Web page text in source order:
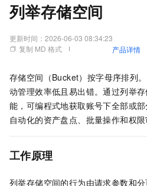
列举存储空间
更新时间： 2026-06-03 08:34:23
复制 MD 格式
产品详情
存储空间（Bucket）按字母序排列
动管理效率低且易出错。通过列举
能，可编程式地获取账号下全部或
自动化的资产盘点、批量操作和权限
工作原理
列举存储空间的行为由请求参数和分